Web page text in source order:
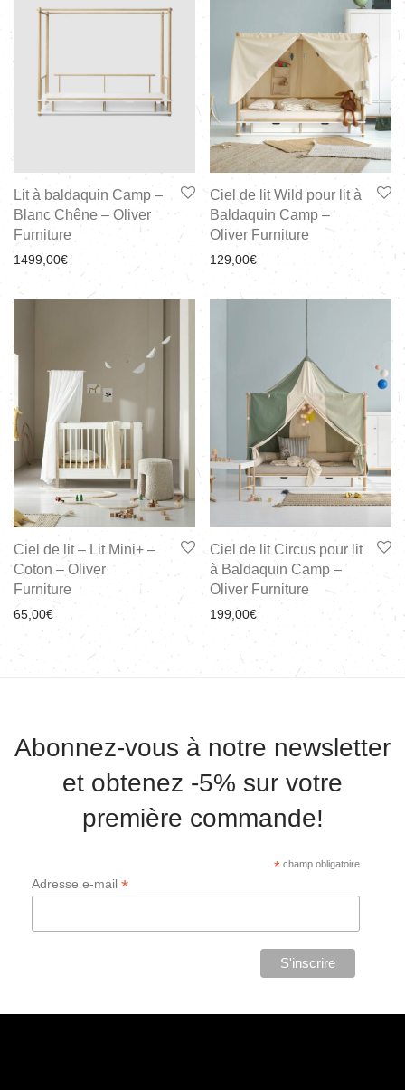
Lit à baldaquin Camp –
Blanc Chêne – Oliver
Furniture
1499,00€
Ciel de lit Wild pour lit à
Baldaquin Camp –
Oliver Furniture
129,00€
Ciel de lit – Lit Mini+ –
Coton – Oliver
Furniture
65,00€
Ciel de lit Circus pour lit
à Baldaquin Camp –
Oliver Furniture
199,00€
Abonnez-vous à notre newsletter
et obtenez -5% sur votre
première commande!
*champ obligatoire
Adresse e-mail *